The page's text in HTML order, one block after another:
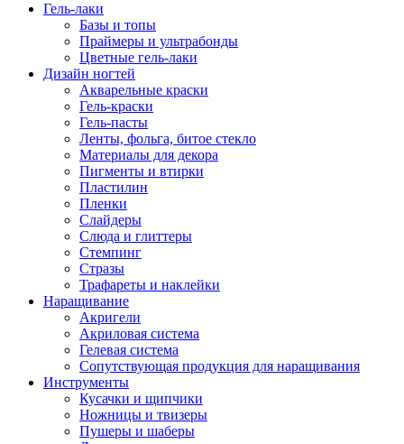
Гель-лаки
Базы и топы
Праймеры и ультрабонды
Цветные гель-лаки
Дизайн ногтей
Акварельные краски
Гель-краски
Гель-пасты
Ленты, фольга, битое стекло
Материалы для декора
Пигменты и втирки
Пластилин
Пленки
Слайдеры
Слюда и глиттеры
Стемпинг
Стразы
Трафареты и наклейки
Наращивание
Акригели
Акриловая система
Гелевая система
Сопутствующая продукция для наращивания
Инструменты
Кусачки и щипчики
Ножницы и твизеры
Пушеры и шаберы